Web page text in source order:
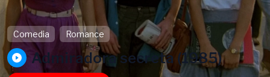
Comedia Romance
Admiradora secreta (1985)